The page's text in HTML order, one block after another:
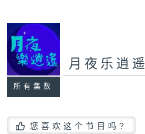
所有集数
月夜乐逍遥
您喜欢这个节目吗?